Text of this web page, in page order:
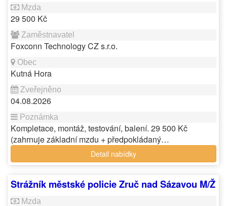
29 500 Kč
Foxconn Technology CZ s.r.o.
Kutná Hora
04.08.2026
Kompletace, montáž, testování, balení. 29 500 Kč
(zahrnuje základní mzdu + předpokládaný…
Detail nabídky
Strážník městské policie Zruč nad Sázavou M/Ž